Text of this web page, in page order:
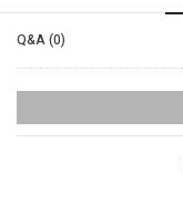
Q&A (0)